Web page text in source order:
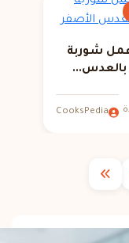
شوربة
بالعدس...
CooksPedia